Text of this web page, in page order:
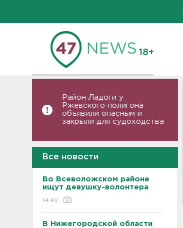
18+
Район Ладоги у
Ржевского полигона
объявили опасным и
закрыли для судоходства
Все новости
Во Всеволожском районе
ищут девушку-волонтера
14:49
В Нижегородской области